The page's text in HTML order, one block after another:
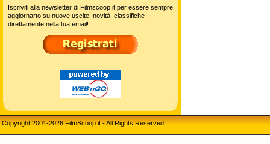
Iscriviti alla newsletter di Filmscoop.it per essere sempre
aggiornarto su nuove uscite, novità, classifiche
direttamente nella tua email!
Copyright 2001-2026 FilmScoop.it - All Rights Reserved